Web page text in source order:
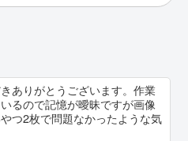
ありがとうございます。作業
るので記憶が曖昧ですが画像
つ2枚で問題なかったような気